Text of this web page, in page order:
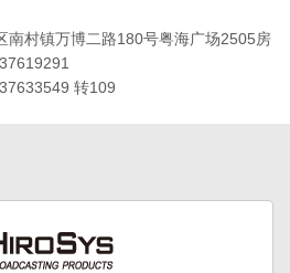
南村镇万博二路180号粤海广场2505房
转109